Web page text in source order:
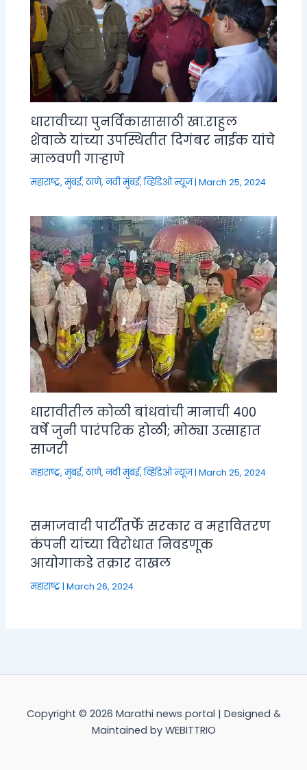
धारावीच्या पुनर्विकासासाठी खा.राहुल
शेवाळे यांच्या उपस्थितीत दिगंबर नाईक यांचे
मालवणी गाऱ्हाणे
महाराष्ट्र,मुंबई, ठाणे, नवी मुंबई,व्हिडिओ न्यूज|March 25, 2024
धारावीतील कोळी बांधवांची मानाची ४००
वर्षे जुनी पारंपरिक होळी; मोठ्या उत्साहात
साजरी
महाराष्ट्र,मुंबई, ठाणे, नवी मुंबई,व्हिडिओ न्यूज|March 25, 2024
समाजवादी पार्टीतर्फे सरकार व महावितरण
कंपनी यांच्या विरोधात निवडणूक
आयोगाकडे तक्रार दाखल
महाराष्ट्र|March 26, 2024
Copyright © 2026 Marathi news portal | Designed &
Maintained by WEBITTRIO